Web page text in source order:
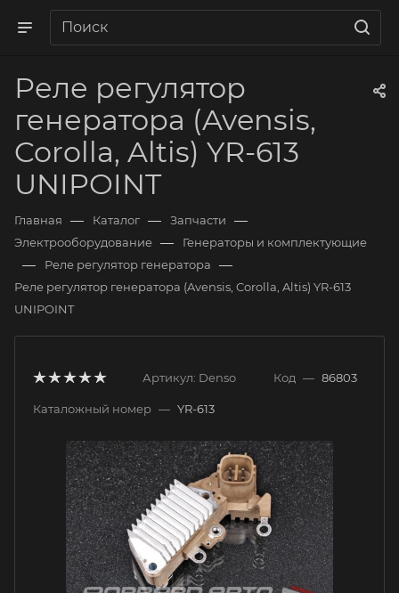
Реле регулятор
генератора (Avensis,
Corolla, Altis) YR-613
UNIPOINT
Главная — Каталог — Запчасти —
Электрооборудование — Генераторы и комплектующие
— Реле регулятор генератора —
Реле регулятор генератора (Avensis, Corolla, Altis) YR-613
UNIPOINT
Артикул: Denso Код — 86803
Каталожный номер — YR-613